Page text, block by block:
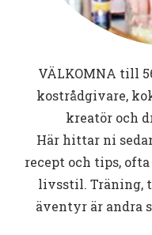
VÄLKOMNA till
kostrådgivare,
kreatör och
Här hittar ni
recept och tips,
livsstil. Träning,
äventyr är andra